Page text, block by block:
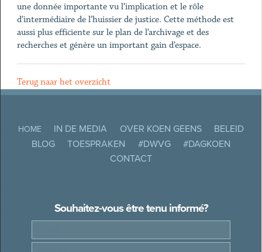
une donnée importante vu l’implication et le rôle
d’intermédiaire de l’huissier de justice. Cette méthode est
aussi plus efficiente sur le plan de l’archivage et des
recherches et génère un important gain d’espace.
Terug naar het overzicht
HOME IN DE MEDIA OVER KOEN GEENS
BELEID
BLOG
TOESPRAKEN #DWVG
#DAGKOEN
CONTACT
Souhaitez-vous être tenu informé?